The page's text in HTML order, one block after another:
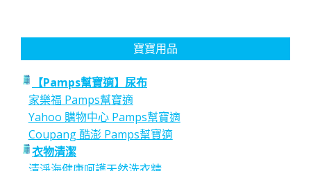
寶寶用品
【Pamps幫寶適】尿布
家樂福 Pamps幫寶適
Yahoo 購物中心 Pamps幫寶適
Coupang 酷澎 Pamps幫寶適
衣物清潔